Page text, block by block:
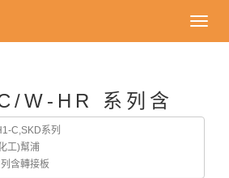
W-HR 系列含
C,SKD系列
工)幫浦
含轉接板